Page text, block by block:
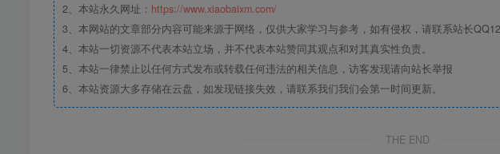
2、本站永久网址： https://www.xiaobaixm.com/
3、本网站的文章部分内容可能来源于网络，仅供大家学习与参考，如有侵权，请联系站长
4、本站一切资源不代表本站立场，并不代表本站赞同其观点和对其真实性负责。
5、本站一律禁止以任何方式发布或转载任何违法的相关信息，访客发现请向站长举报
6、本站资源大多存储在云盘，如发现链接失效，请联系我们我们会第一时间更新。
THE END